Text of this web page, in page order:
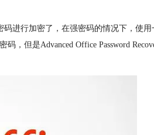
进行加密了，在强密码的情况下，使用
，但是Advanced Office Password